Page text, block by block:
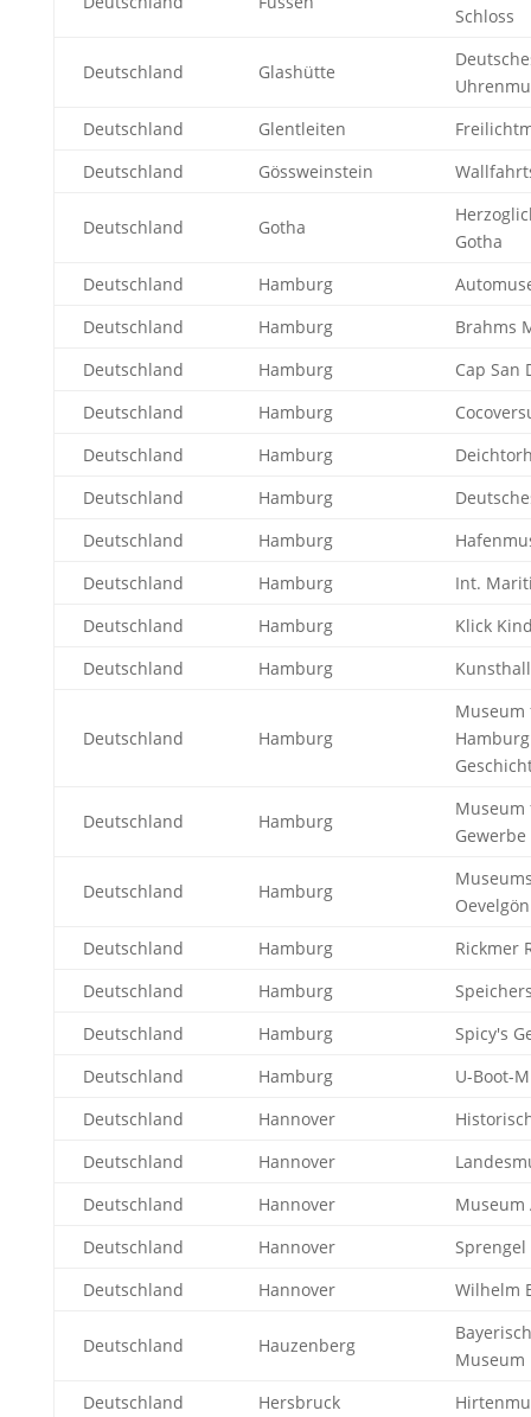
Schloss
Deutschland Glashütte
Deutschland
Glentleiten
Deutschland
Gössweinstein
Deutschland Gotha
Gotha
Deutschland
Hamburg
Deutschland
Hamburg
Brahms
Deutschland
Hamburg
Cap San
Deutschland
Hamburg
Deutschland
Hamburg
Deutschland
Hamburg
Deutschland
Hamburg
Deutschland
Hamburg
Int.
Deutschland
Hamburg
Klick
Deutschland
Hamburg
Deutschland Hamburg
Museum
Deutschland Hamburg
Gewerbe
Deutschland Hamburg
Deutschland
Hamburg
Rickmer
Deutschland
Hamburg
Deutschland
Hamburg
Spicy's
Deutschland
Hamburg
U-Boot-
Deutschland
Hannover
Deutschland
Hannover
Deutschland
Hannover
Museum
Deutschland
Hannover
Deutschland
Hannover Wilhelm
Deutschland Hauzenberg
Museum
Deutschland
Hersbruck